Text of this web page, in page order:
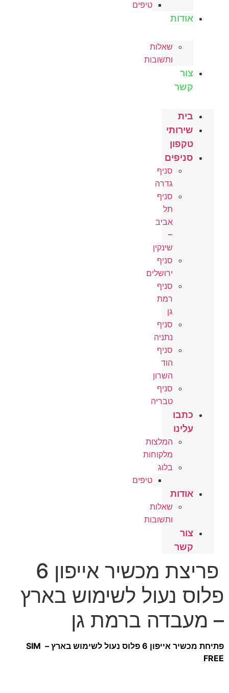
טיפים
אודות
שאלות
ותשובות
צור
קשר
בית
שירותי
טקפון
סניפים
סניף
גדרה
סניף
תל
אביב
–
שינקין
סניף
ירושלים
סניף
רמת
גן
סניף
נתניה
סניף
הוד
השרון
סניף
טבריה
כתבו
עלינו
המלצות
מלקוחות
בלוג
טיפים
אודות
שאלות
ותשובות
צור
קשר
פריצת מכשיר אייפון 6
פלוס נעול לשימוש בארץ
– מעבדה ברמת גן
פתיחת מכשיר אייפון 6 פלוס נעול לשימוש בארץ – SIM
FREE